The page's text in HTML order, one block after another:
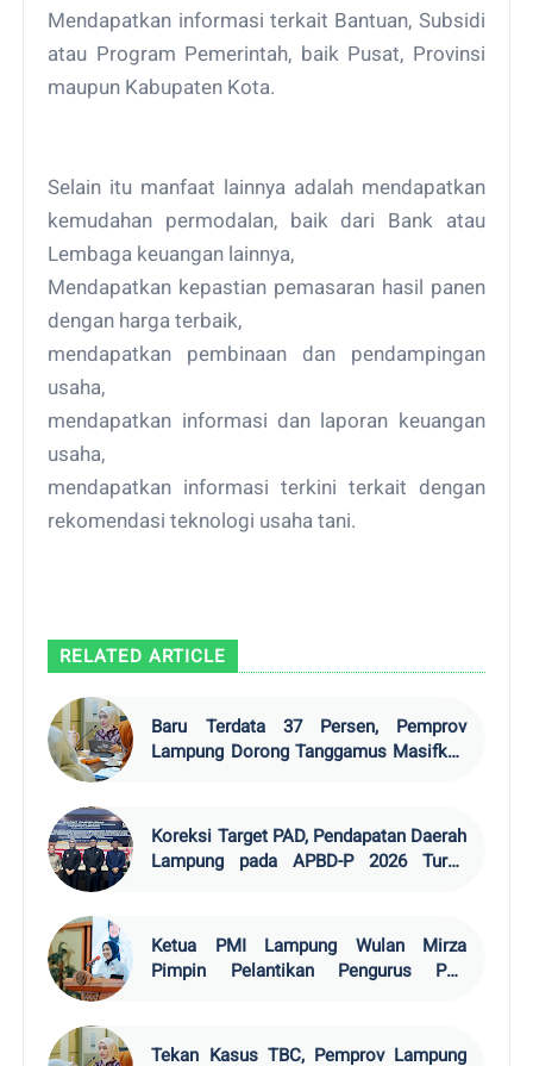
Mendapatkan informasi terkait Bantuan, Subsidi
atau Program Pemerintah, baik Pusat, Provinsi
maupun Kabupaten Kota.
Selain itu manfaat lainnya adalah mendapatkan
kemudahan permodalan, baik dari Bank atau
Lembaga keuangan lainnya,
Mendapatkan kepastian pemasaran hasil panen
dengan harga terbaik,
mendapatkan pembinaan dan pendampingan
usaha,
mendapatkan informasi dan laporan keuangan
usaha,
mendapatkan informasi terkini terkait dengan
rekomendasi teknologi usaha tani.
RELATED ARTICLE
Baru Terdata 37 Persen, Pemprov
Lampung Dorong Tanggamus Masifkan
Koreksi Target PAD, Pendapatan Daerah
Lampung pada APBD-P 2026 Turun
Ketua PMI Lampung Wulan Mirza
Pimpin Pelantikan Pengurus PMI
Tekan Kasus TBC, Pemprov Lampung